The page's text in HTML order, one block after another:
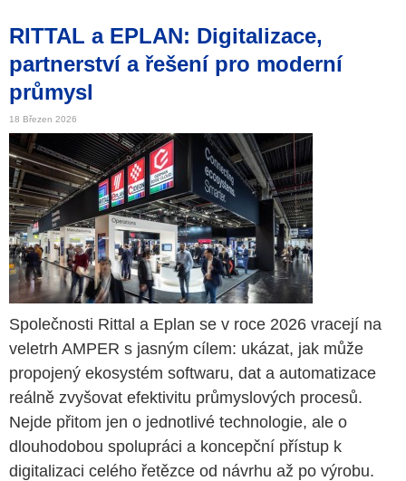
RITTAL a EPLAN: Digitalizace,
partnerství a řešení pro moderní
průmysl
18 Březen 2026
Společnosti Rittal a Eplan se v roce 2026 vracejí na
veletrh AMPER s jasným cílem: ukázat, jak může
propojený ekosystém softwaru, dat a automatizace
reálně zvyšovat efektivitu průmyslových procesů.
Nejde přitom jen o jednotlivé technologie, ale o
dlouhodobou spolupráci a koncepční přístup k
digitalizaci celého řetězce od návrhu až po výrobu.